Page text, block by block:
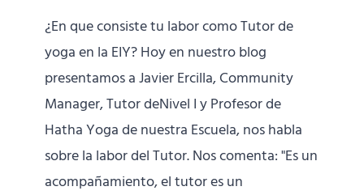
¿En que consiste tu labor como Tutor de
yoga en la EIY? Hoy en nuestro blog
presentamos a Javier Ercilla, Community
Manager, Tutor deNivel I y Profesor de
Hatha Yoga de nuestra Escuela, nos habla
sobre la labor del Tutor. Nos comenta: "Es un
acompañamiento, el tutor es un